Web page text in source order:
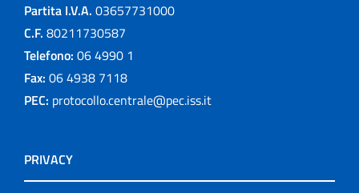
Partita I.V.A. 03657731000
C.F. 80211730587
Telefono: 06 4990 1
Fax: 06 4938 7118
PEC: protocollo.centrale@pec.iss.it
PRIVACY